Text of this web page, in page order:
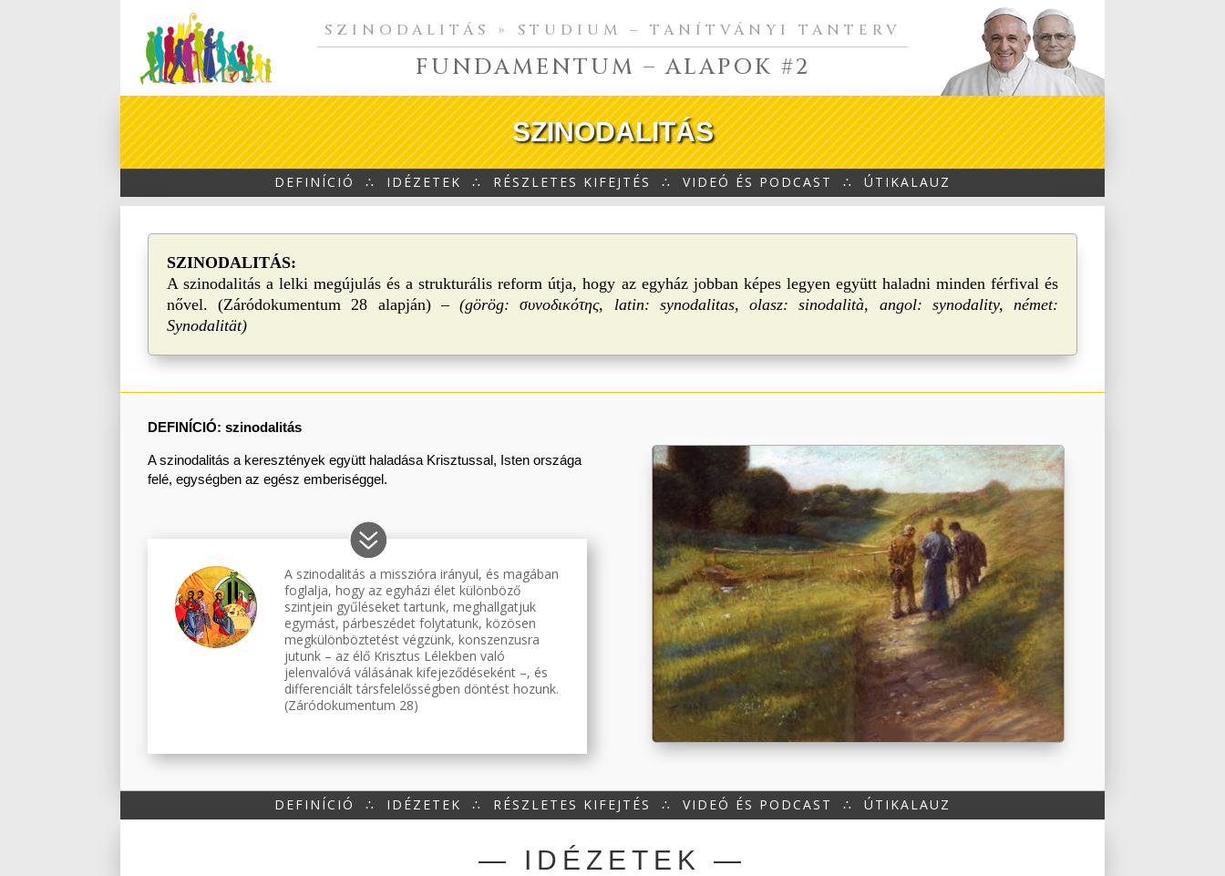
SZINODALITÁS » STUDIUM – TANÍTVÁNYI TANTERV
FUNDAMENTUM – ALAPOK #2
SZINODALITÁS
DEFINÍCIÓ ∴ IDÉZETEK ∴ RÉSZLETES KIFEJTÉS ∴ VIDEÓ ÉS PODCAST ∴ ÚTIKALAUZ
SZINODALITÁS:
A szinodalitás a lelki megújulás és a strukturális reform útja, hogy az egyház jobban képes legyen együtt haladni minden férfival és
nővel. (Záródokumentum 28 alapján) –(görög: συνοδικότης, latin: synodalitas, olasz: sinodalità, angol: synodality, német:
Synodalität)
DEFINÍCIÓ: szinodalitás
A szinodalitás a keresztények együtt haladása Krisztussal, Isten országa
felé, egységben az egész emberiséggel.
A szinodalitás a misszióra irányul, és magában
foglalja, hogy az egyházi élet különböző
szintjein gyűléseket tartunk, meghallgatjuk
egymást, párbeszédet folytatunk, közösen
megkülönböztetést végzünk, konszenzusra
jutunk – az élő Krisztus Lélekben való
jelenvalóvá válásának kifejeződéseként –, és
differenciált társfelelősségben döntést hozunk.
(Záródokumentum 28)
DEFINÍCIÓ ∴ IDÉZETEK ∴ RÉSZLETES KIFEJTÉS ∴ VIDEÓ ÉS PODCAST ∴ ÚTIKALAUZ
— IDÉZETEK —